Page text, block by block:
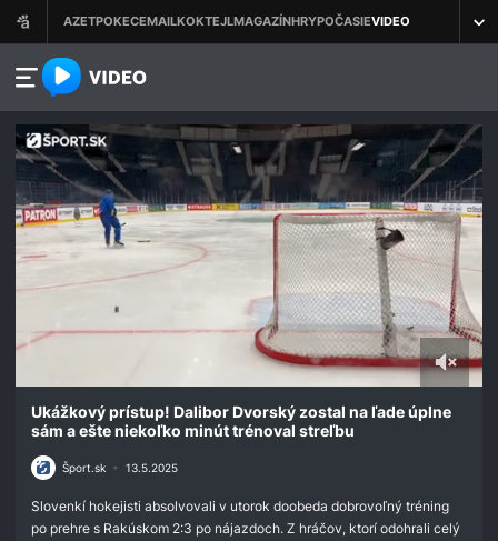
azet.video.sk
52
seconds
Ukážkový prístup! Dalibor Dvorský zostal na ľade úplne
sám a ešte niekoľko minút trénoval streľbu
Šport.sk • 13.5.2025
Slovenkí hokejisti absolvovali v utorok doobeda dobrovoľný tréning
po prehre s Rakúskom 2:3 po nájazdoch. Z hráčov, ktorí odohrali celý